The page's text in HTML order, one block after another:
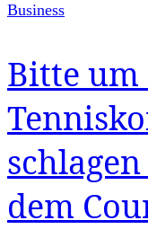
Business
Bitte
dem